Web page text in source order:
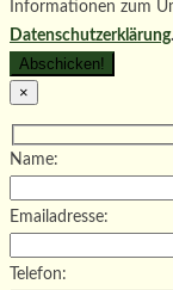
Informationen zum
Datenschutzerklärung.
×
Name:
Emailadresse:
Telefon: